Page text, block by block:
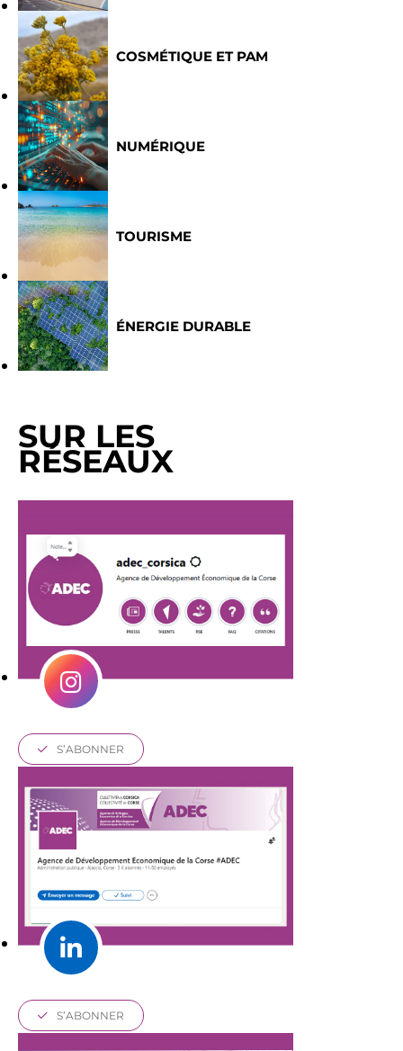
COSMÉTIQUE ET PAM
NUMÉRIQUE
TOURISME
ÉNERGIE DURABLE
SUR LES
RÉSEAUX
S’ABONNER
S’ABONNER